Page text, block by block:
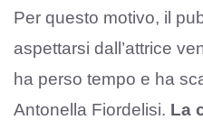
Per questo motivo, il
aspettarsi dall’attrice
ha perso tempo e ha
Antonella Fiordelisi. La